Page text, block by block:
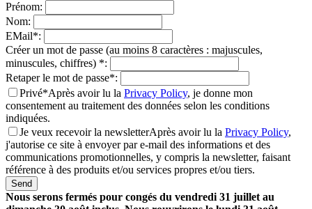
Prénom:
Nom:
EMail*:
Créer un mot de passe (au moins 8 caractères : majuscules,
minuscules, chiffres) *:
Retaper le mot de passe*:
Privé*Après avoir lu la Privacy Policy, je donne mon
consentement au traitement des données selon les conditions
indiquées.
Je veux recevoir la newsletterAprès avoir lu la Privacy Policy,
j'autorise ce site à envoyer par e-mail des informations et des
communications promotionnelles, y compris la newsletter, faisant
référence à des produits et/ou services propres et/ou tiers.
Send
Nous serons fermés pour congés du vendredi 31 juillet au